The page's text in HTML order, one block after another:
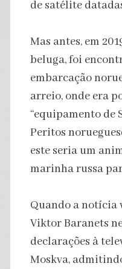
de satélite
Mas antes, em
beluga, foi
embarcação
arreio, onde era
“equipamento de
Peritos
este seria um
marinha russa
Quando a notícia
Viktor Baranets
declarações à
Moskva,